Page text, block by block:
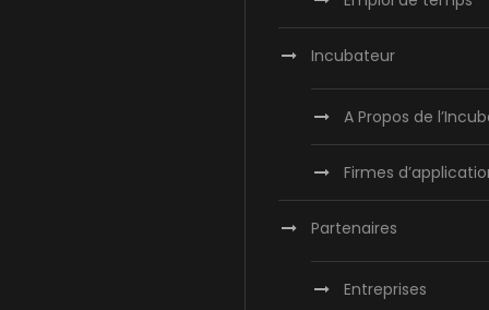
Incubateur
A Propos de
Firmes
Partenaires
Entreprises